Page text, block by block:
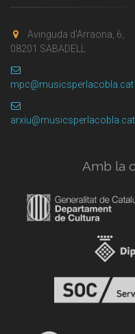
Avinguda d'Arraona, 6,
08201 SABADELL
mpc@musicsperlacobla.cat
arxiu@musicsperlacobla.cat
Amb la